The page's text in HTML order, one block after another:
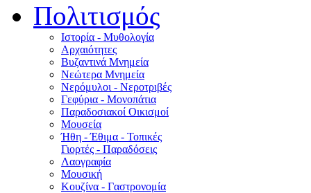
Πολιτισμός
Ιστορία - Μυθολογία
Αρχαιότητες
Βυζαντινά Μνημεία
Νεώτερα Μνημεία
Νερόμυλοι - Nεροτριβές
Γεφύρια - Μονοπάτια
Παραδοσιακοί Οικισμοί
Μουσεία
Ήθη - Έθιμα - Τοπικές
Γιορτές - Παραδόσεις
Λαογραφία
Μουσική
Κουζίνα - Γαστρονομία